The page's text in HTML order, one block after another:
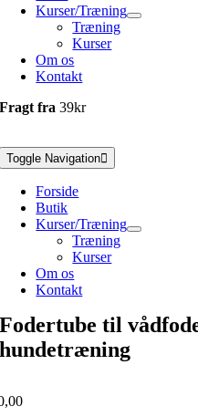
Kurser/Træning
Træning
Kurser
Om os
Kontakt
Fragt fra39kr
Toggle Navigation
Forside
Butik
Kurser/Træning
Træning
Kurser
Om os
Kontakt
Fodertube til
hundetræning